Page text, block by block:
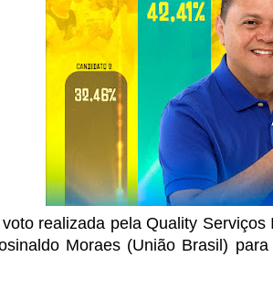
realizada pela Quality
Moraes (União Brasil)